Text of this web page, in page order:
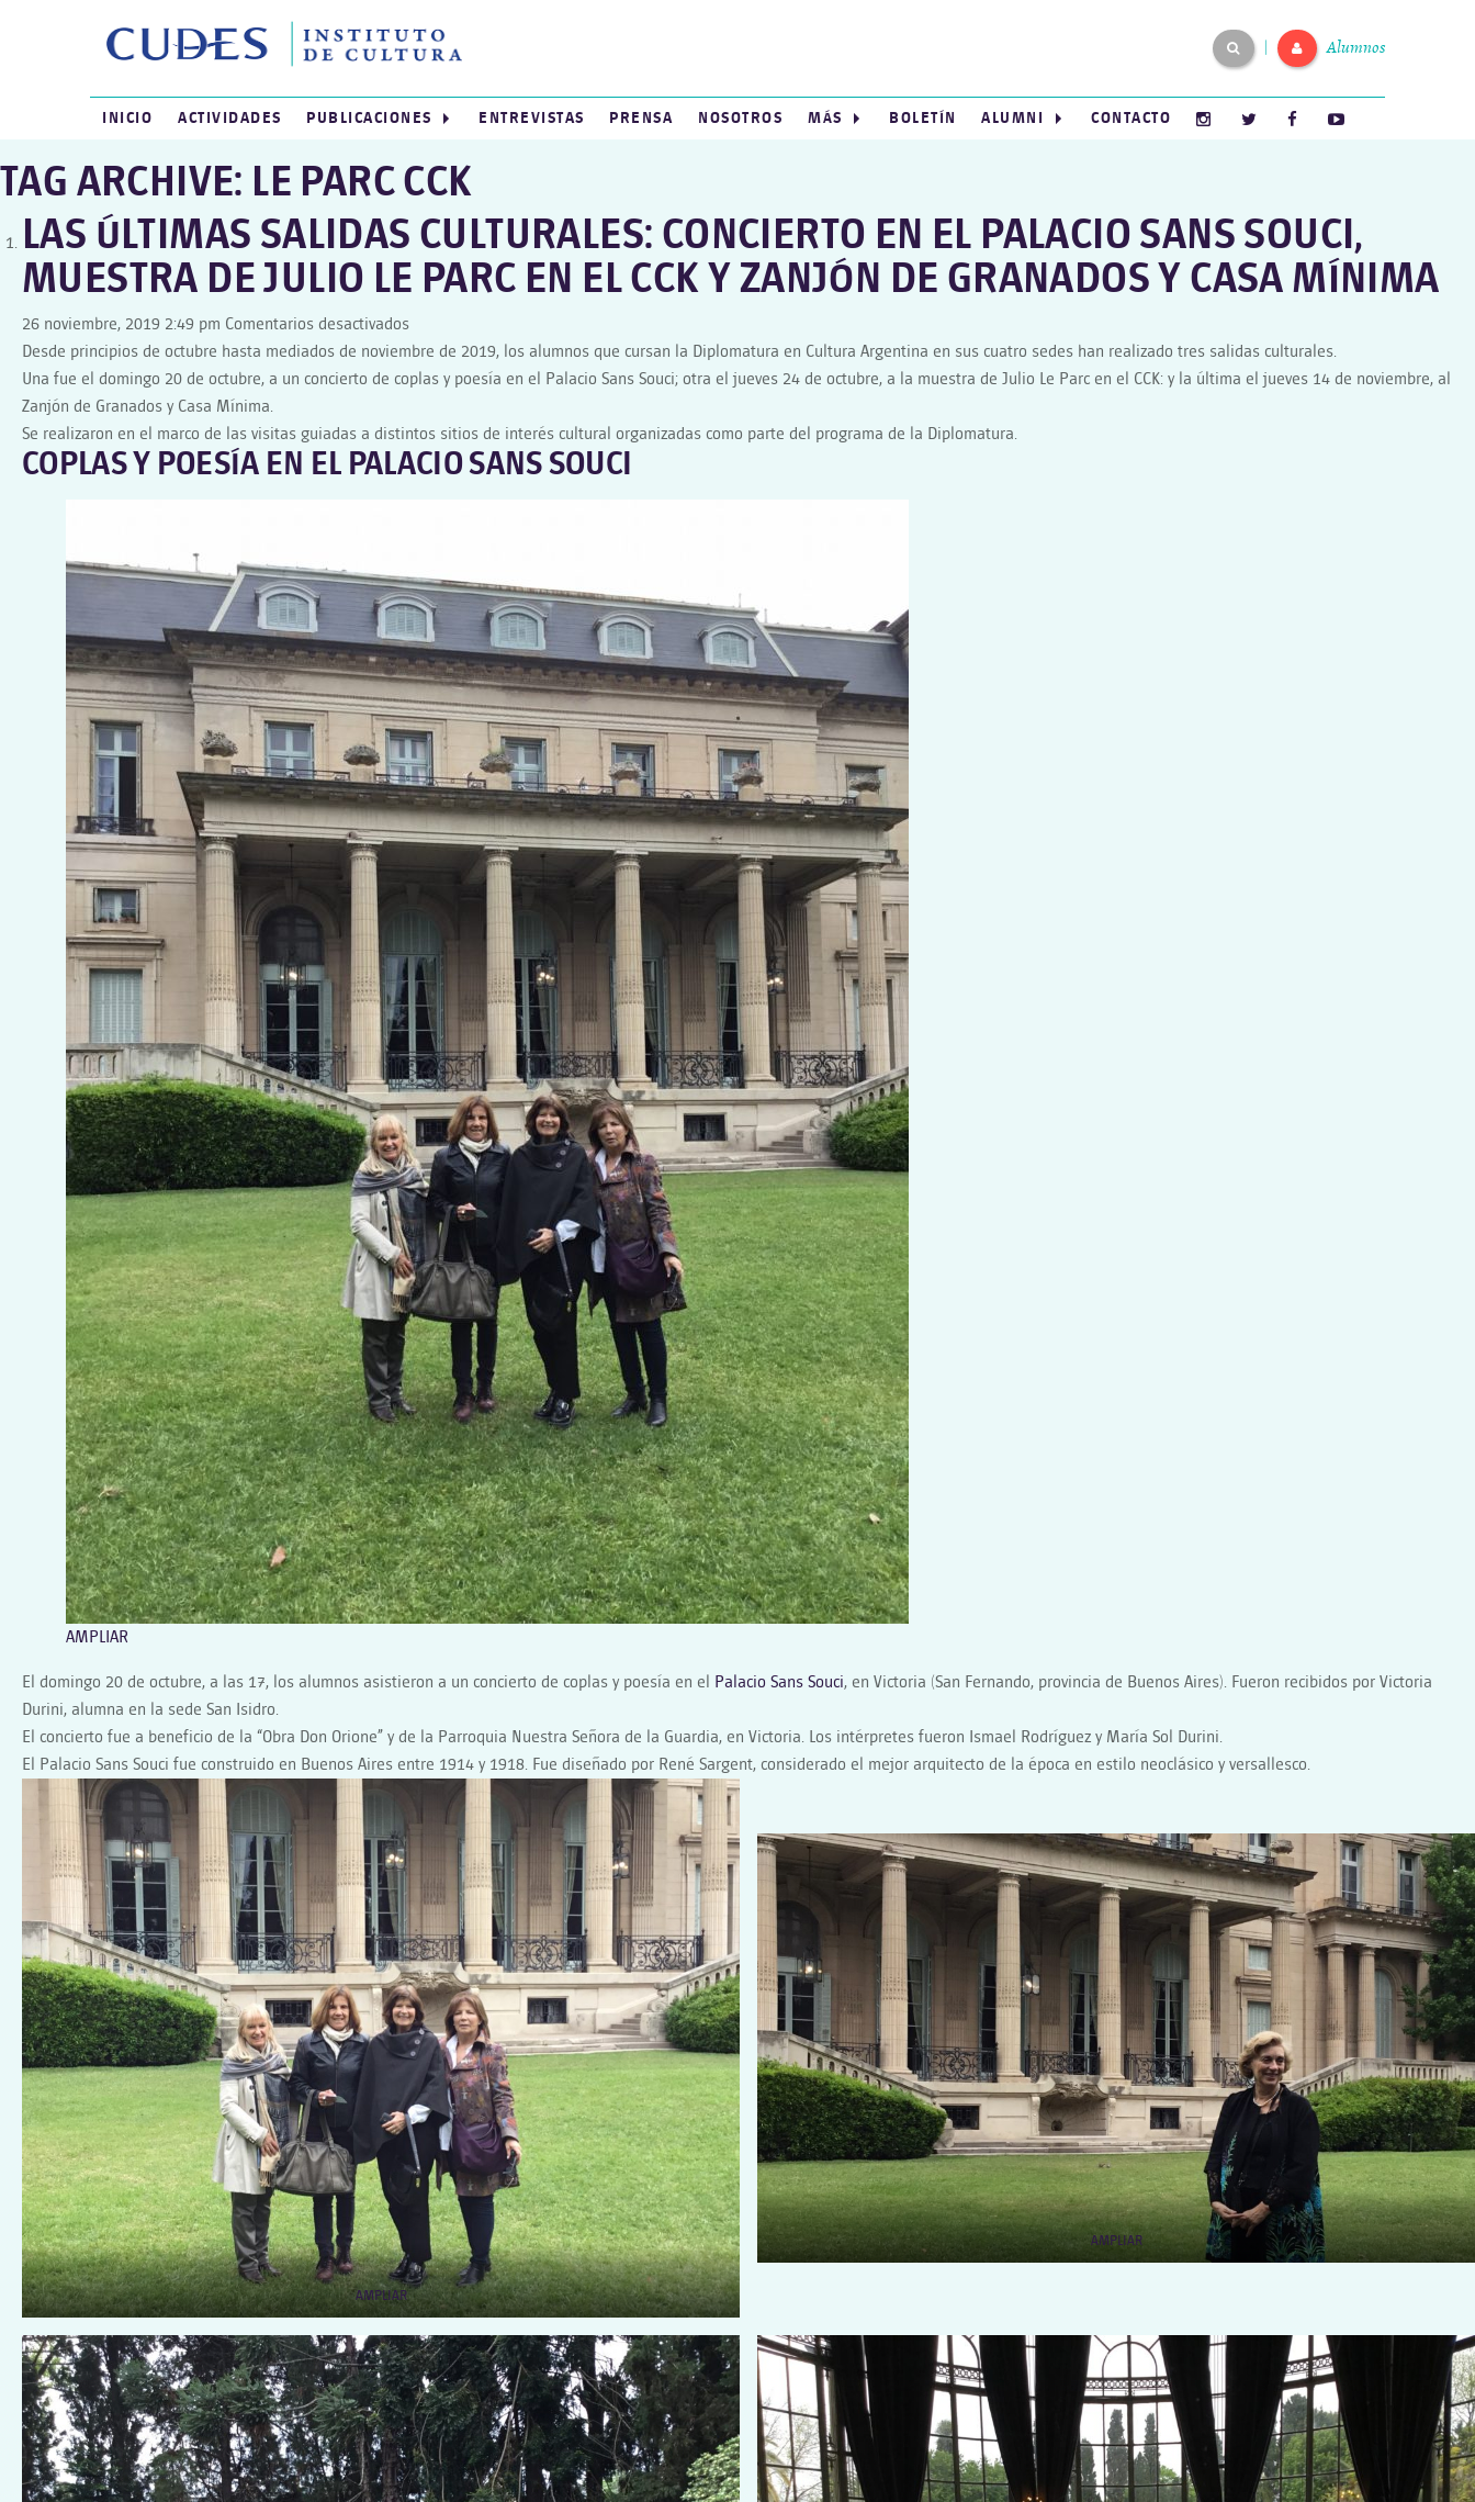
Alumnos
INICIO ACTIVIDADES PUBLICACIONES ENTREVISTAS PRENSA NOSOTROS MÁS BOLETÍN ALUMNI CONTACTO
TAG ARCHIVE: LE PARC CCK
LAS ÚLTIMAS SALIDAS CULTURALES: CONCIERTO EN EL PALACIO SANS SOUCI,
MUESTRA DE JULIO LE PARC EN EL CCK Y ZANJÓN DE GRANADOS Y CASA MÍNIMA
26 noviembre, 2019 2:49 pm Comentarios desactivadosen
LAS
ÚLTIMAS
CULTURALES:
CONCIERTO
SOUCI,
MUESTRA
DE
JULIO
LE
PARC
EN
EL
CCK
Y
Y
CASA
MÍNIMA
Desde principios de octubre hasta mediados de noviembre de 2019, los alumnos que cursan la Diplomatura en Cultura Argentina en sus cuatro sedes han realizado tres salidas culturales.
Una fue el domingo 20 de octubre, a un concierto de coplas y poesía en el Palacio Sans Souci; otra el jueves 24 de octubre, a la muestra de Julio Le Parc en el CCK: y la última el jueves 14 de noviembre, al
Zanjón de Granados y Casa Mínima.
Se realizaron en el marco de las visitas guiadas a distintos sitios de interés cultural organizadas como parte del programa de la Diplomatura.
COPLAS Y POESÍA EN EL PALACIO SANS SOUCI
AMPLIAR
El domingo 20 de octubre, a las 17, los alumnos asistieron a un concierto de coplas y poesía en el Palacio Sans Souci, en Victoria (San Fernando, provincia de Buenos Aires). Fueron recibidos por Victoria
Durini, alumna en la sede San Isidro.
El concierto fue a beneficio de la “Obra Don Orione” y de la Parroquia Nuestra Señora de la Guardia, en Victoria. Los intérpretes fueron Ismael Rodríguez y María Sol Durini.
El Palacio Sans Souci fue construido en Buenos Aires entre 1914 y 1918. Fue diseñado por René Sargent, considerado el mejor arquitecto de la época en estilo neoclásico y versallesco.
AMPLIAR
AMPLIAR